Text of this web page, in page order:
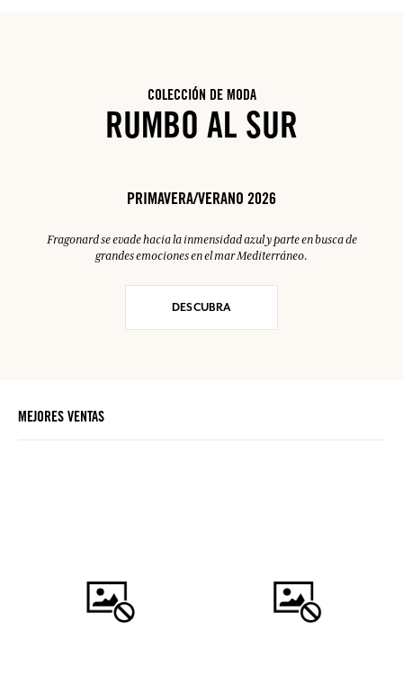
COLECCIÓN DE MODA
RUMBO AL SUR
PRIMAVERA/VERANO 2026
Fragonard se evade hacia la inmensidad azul y parte en busca de
grandes emociones en el mar Mediterráneo.
DESCUBRA
MEJORES VENTAS